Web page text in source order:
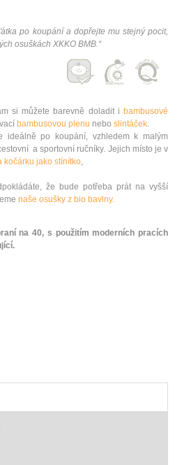
po koupání a dopřejte mu stejný pocit,
osuškách XKKO BMB.“
si můžete barevně doladit i bambusové
bambusovou plenu nebo slintáček.
ideálně po koupání, vzhledem k malým
a sportovní ručníky. Jejich místo je v
kočárku jako stínítko,
že bude potřeba prát na vyšší
naše osušky z bio bavlny.
na 40, s použitím moderních pracích